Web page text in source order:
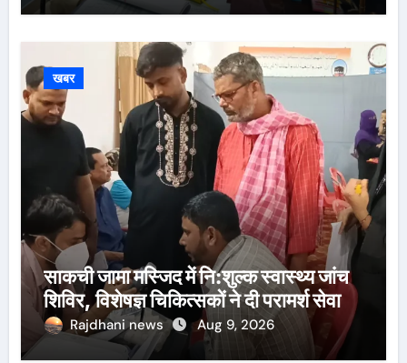
खबर
साकची जामा मस्जिद में नि:शुल्क स्वास्थ्य जांच
शिविर, विशेषज्ञ चिकित्सकों ने दी परामर्श सेवा
Rajdhani news Aug 9, 2026